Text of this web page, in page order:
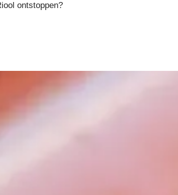
ontstoppen?